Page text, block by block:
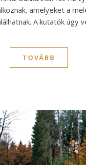
amelyeket a
A kutatók úgy
TOVÁBB